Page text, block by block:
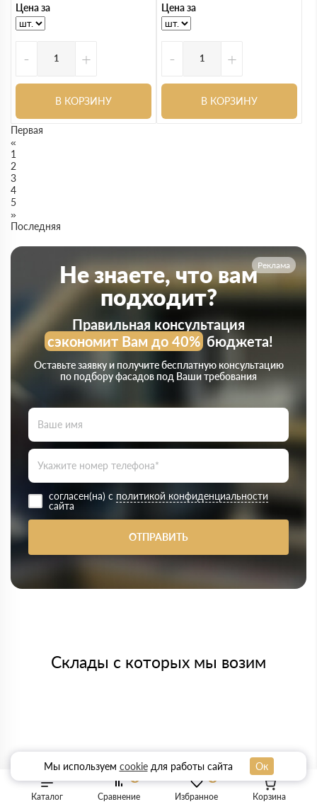
Каталог Избранное
Сравнение Корзина
Цена за
- +
В КОРЗИНУ
Цена за
- +
В КОРЗИНУ
Первая
«
1
2
3
4
5
»
Последняя
Реклама
Не знаете, что вам
подходит?
Правильная консультация
сэкономит Вам до 40%бюджета!
Оставьте заявку и получите бесплатную консультацию
по подбору фасадов под Ваши требования
согласен(на) с политикой конфиденциальности
сайта
ОТПРАВИТЬ
Склады с которых мы возим
Мы используем cookieдля работы сайта Ок